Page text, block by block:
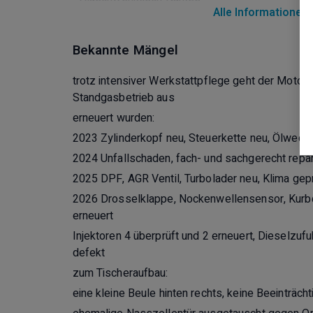
- Matratze neu in 2025 nur 3 x benutzt
- Bordkontrollsystem digital
- Einstiegstufe Omnistor 12V
- Einstiegstür mit Moskitonetz
- Fenster im Alkoven klappbar r. und l.
- Panorama Dachhaube Seitz Heki I mit Drehkurbel
- Radio und CD + Außenantenne
- SAT Anlage Caro Digital vollautomatisch
- Fernseher 15 Zoll inkl. Wandhalter
- 2 x Solaranlage (insgesamt 200 W)
- Trigas Alarmanlage
- ALDE 3010 Heizung, inkl. Fußboden- und
- Küche: 2 Flammenherd, Ablagefläche klappbar,
Dometic Kühlschrank RM 7361 L
- Waschraum: Duschtasse beheizt,
Alle Informationen
Bekannte Mängel
trotz intensiver Werkstattpflege geht der Motor,
Standgasbetrieb aus
erneuert wurden:
2023 Zylinderkopf neu, Steuerkette neu,
2024 Unfallschaden, fach- und sachgerecht
2025 DPF, AGR Ventil, Turbolader neu, Klima
2026 Drosselklappe, Nockenwellensensor,
erneuert
Injektoren 4 überprüft und 2 erneuert,
defekt
zum Tischeraufbau:
eine kleine Beule hinten rechts, keine